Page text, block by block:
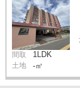
間取 1LDK
土地 -㎡